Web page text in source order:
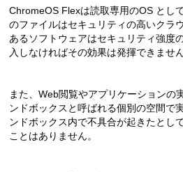
ChromeOS Flexは読取専用のOS とし
のファイルはセキュリティの高いクラ
あるソフトウェアはセキュリティ強度
入しなければその効果は発揮できません
また、Web閲覧やアプリケーションの
ンドボックスと呼ばれる個別の空間で
ンドボックス内で不具合が起きたとし
ことはありません。